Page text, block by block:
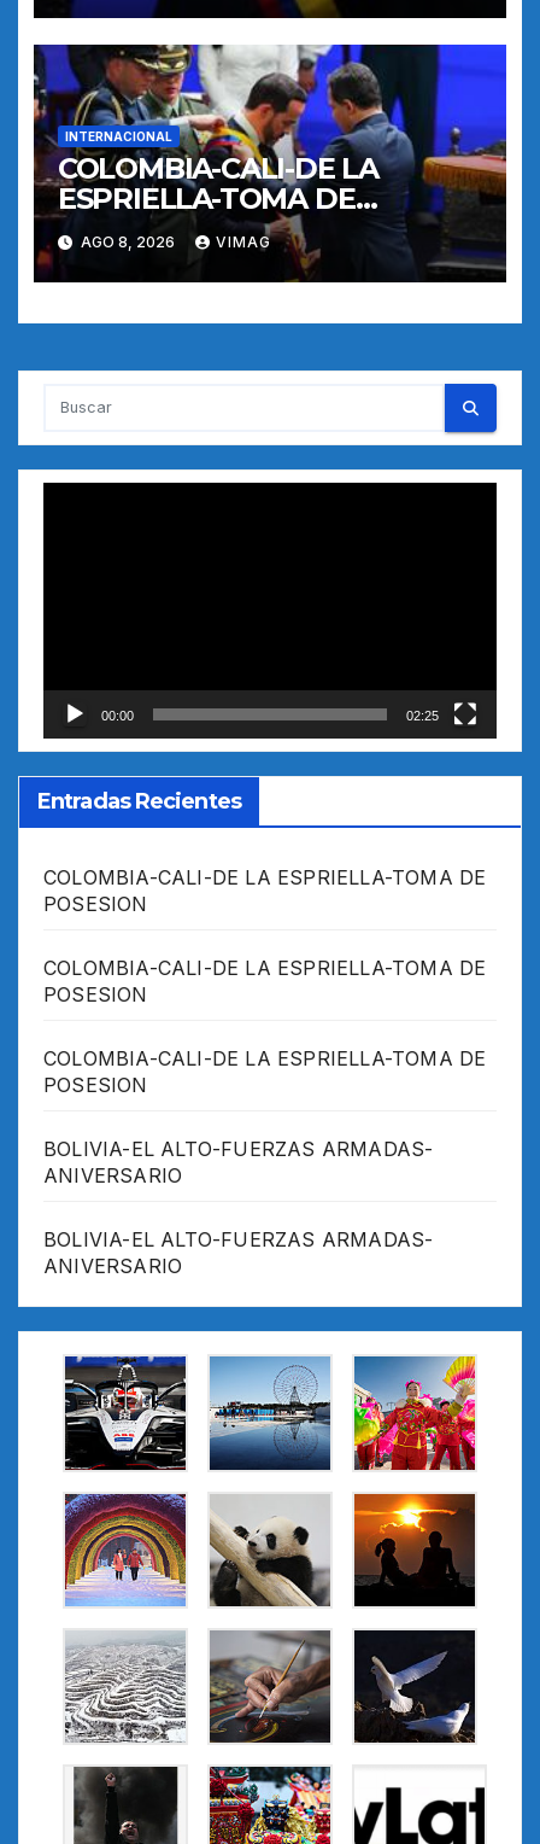
INTERNACIONAL
COLOMBIA-CALI-DE LA
ESPRIELLA-TOMA DE
POSESION
AGO 8, 2026 VIMAG
00:00 02:25
Entradas Recientes
COLOMBIA-CALI-DE LA ESPRIELLA-TOMA DE
POSESION
COLOMBIA-CALI-DE LA ESPRIELLA-TOMA DE
POSESION
COLOMBIA-CALI-DE LA ESPRIELLA-TOMA DE
POSESION
BOLIVIA-EL ALTO-FUERZAS ARMADAS-
ANIVERSARIO
BOLIVIA-EL ALTO-FUERZAS ARMADAS-
ANIVERSARIO